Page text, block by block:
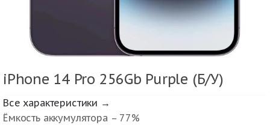
iPhone 14 Pro 256Gb Purple (Б/У)
Все характеристики →
Ёмкость аккумулятора – 77%